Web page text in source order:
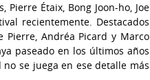
Pierre Étaix, Bong Joon-ho, Joe
recientemente. Destacados
Pierre, Andréa Picard y Marco
paseado en los últimos años
se juega en ese detalle más